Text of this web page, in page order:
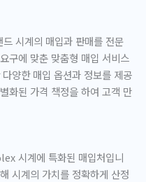
시계의 매입과 판매를 전문
구에 맞춘 맞춤형 매입 서비스
양한 매입 옵션과 정보를 제공
화된 가격 책정을 하여 고객 만
시계에 특화된 매입처입니
시계의 가치를 정확하게 산정